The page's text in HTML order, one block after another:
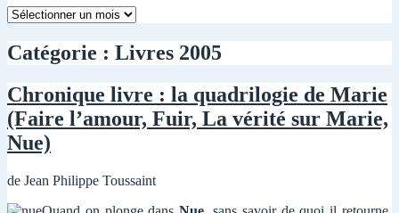
Mois
mois
Catégorie : Livres 2005
Chronique livre : la quadrilogie de Marie
(Faire l’amour, Fuir, La vérité sur Marie,
Nue)
de Jean Philippe Toussaint